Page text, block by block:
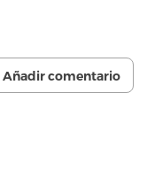
Añadir comentario